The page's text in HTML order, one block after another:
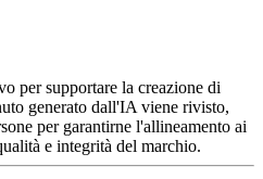
per supportare la creazione di
generato dall'IA viene rivisto,
per garantirne l'allineamento ai
e integrità del marchio.